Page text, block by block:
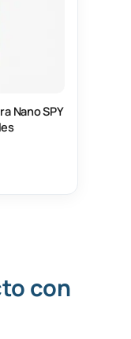
Nano SPY
con